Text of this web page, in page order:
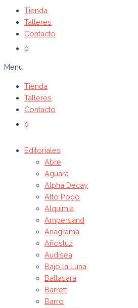
Tienda
Talleres
Contacto
0
Menu
Tienda
Talleres
Contacto
0
Editoriales
Abre
Aguará
Alpha Decay
Alto Pogo
Alquimia
Ampersand
Anagrama
Añosluz
Audisea
Bajo la Luna
Baltasara
Barrett
Barro